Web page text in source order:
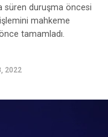
süren duruşma öncesi
mahkeme
tamamladı.
2022